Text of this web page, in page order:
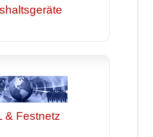
& Festnetz